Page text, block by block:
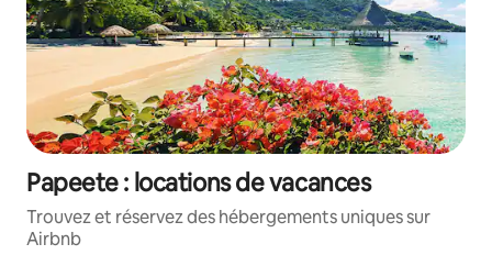
Papeete : locations de vacances
Trouvez et réservez des hébergements uniques sur
Airbnb